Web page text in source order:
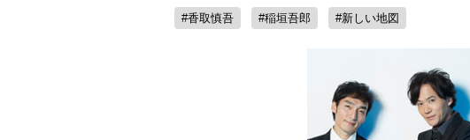
#香取慎吾 #稲垣吾郎 #新しい地図